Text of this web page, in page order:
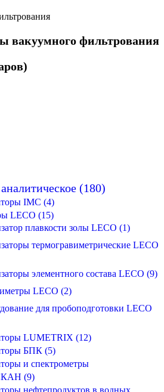
вакуумного фильтрования
(180)
IMC (4)
LECO (15)
плавкости золы LECO (1)
термогравиметрические LECO
элементного состава LECO (9)
LECO (2)
для пробоподготовки LECO
LUMETRIX (12)
БПК (5)
и спектрометры
(9)
нефтепродуктов в водных